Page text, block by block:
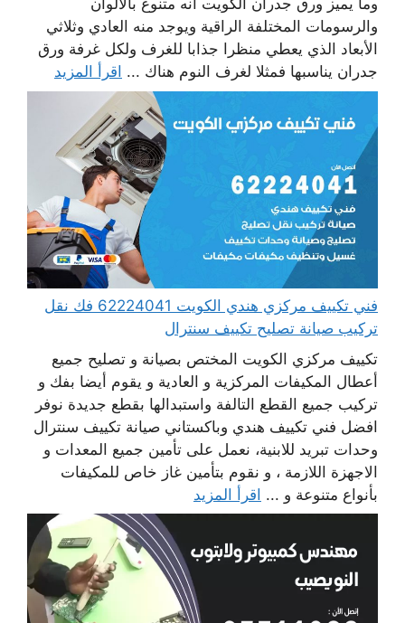
وما يميز ورق جدران الكويت أنه متنوع بالألوان
والرسومات المختلفة الراقية ويوجد منه العادي وثلاثي
الأبعاد الذي يعطي منظرا جذابا للغرف ولكل غرفة ورق
جدران يناسبها فمثلا لغرف النوم هناك ... اقرأ المزيد
فني تكييف مركزي هندي الكويت 62224041 فك نقل
تركيب صيانة تصليح تكييف سنترال
تكييف مركزي الكويت المختص بصيانة و تصليح جميع
أعطال المكيفات المركزية و العادية و يقوم أيضا بفك و
تركيب جميع القطع التالفة واستبدالها بقطع جديدة نوفر
افضل فني تكييف هندي وباكستاني صيانة تكييف سنترال
وحدات تبريد للابنية، نعمل على تأمين جميع المعدات و
الاجهزة اللازمة ، و نقوم بتأمين غاز خاص للمكيفات
بأنواع متنوعة و ... اقرأ المزيد